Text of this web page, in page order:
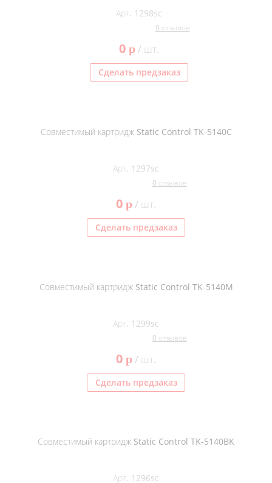
Арт. 1298sc
0 отзывов
0 p/ шт.
Сделать предзаказ
Совместимый картридж Static Control TK-5140C
Арт. 1297sc
0 отзывов
0 p/ шт.
Сделать предзаказ
Совместимый картридж Static Control TK-5140M
Арт. 1299sc
0 отзывов
0 p/ шт.
Сделать предзаказ
Совместимый картридж Static Control TK-5140BK
Арт. 1296sc